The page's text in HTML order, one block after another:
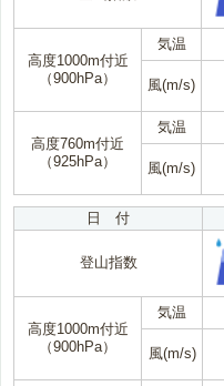
高度1000m付近
（900hPa）
気温
風(m/s)
高度760m付近
（925hPa）
気温
風(m/s)
日 付
登山指数
高度1000m付近
（900hPa）
気温
風(m/s)